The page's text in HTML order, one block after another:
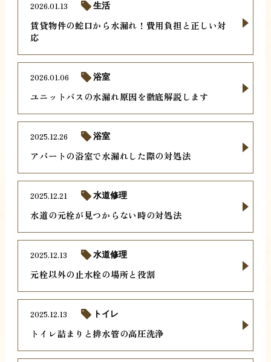
賃貸物件の蛇口から水漏れ！費用負担と正しい対
応
2026.01.13 生活
ユニットバスの水漏れ原因を徹底解説します
2026.01.06 浴室
アパートの浴室で水漏れした際の対処法
2025.12.26 浴室
水道の元栓が見つからない時の対処法
2025.12.21 水道修理
元栓以外の止水栓の場所と役割
2025.12.13 水道修理
トイレ詰まりと排水管の高圧洗浄
2025.12.13 トイレ